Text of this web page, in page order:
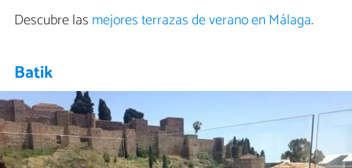
Descubre las mejores terrazas de verano en Málaga.
Batik